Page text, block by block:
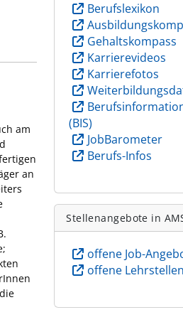
am
an
Berufslexikon
Gehaltskompass
Karrierevideos
Karrierefotos
(BIS)
JobBarometer
Berufs-Infos
Stellenangebote in
offene Job-
offene Lehrstellen